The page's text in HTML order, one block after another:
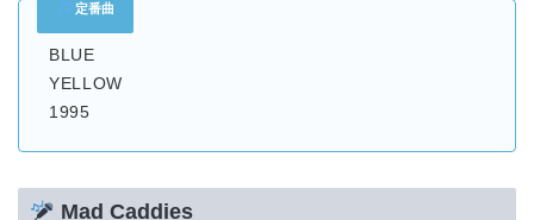
定番曲
BLUE
YELLOW
1995
Mad Caddies